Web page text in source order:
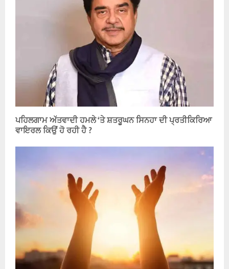
ਪਹਿਲਗਾਮ ਅੱਤਵਾਦੀ ਹਮਲੇ ‘ਤੇ ਸ਼ਤਰੂਘਨ ਸਿਨਹਾ ਦੀ ਪ੍ਰਤੀਕਿਰਿਆ
ਵਾਇਰਲ ਕਿਉਂ ਹੋ ਰਹੀ ਹੈ ?